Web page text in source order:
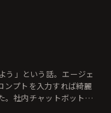
う」という話。エージェ
ンプトを入力すれば綺麗
。社内チャットボットを